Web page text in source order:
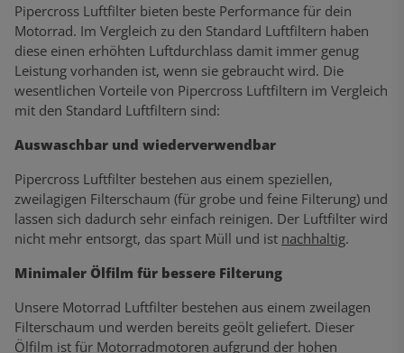
Pipercross Luftfilter bieten beste Performance für dein
Motorrad. Im Vergleich zu den Standard Luftfiltern haben
diese einen erhöhten Luftdurchlass damit immer genug
Leistung vorhanden ist, wenn sie gebraucht wird. Die
wesentlichen Vorteile von Pipercross Luftfiltern im Vergleich
mit den Standard Luftfiltern sind:
Auswaschbar und wiederverwendbar
Pipercross Luftfilter bestehen aus einem speziellen,
zweilagigen Filterschaum (für grobe und feine Filterung) und
lassen sich dadurch sehr einfach reinigen. Der Luftfilter wird
nicht mehr entsorgt, das spart Müll und ist nachhaltig.
Minimaler Ölfilm für bessere Filterung
Unsere Motorrad Luftfilter bestehen aus einem zweilagen
Filterschaum und werden bereits geölt geliefert. Dieser
Ölfilm ist für Motorradmotoren aufgrund der hohen